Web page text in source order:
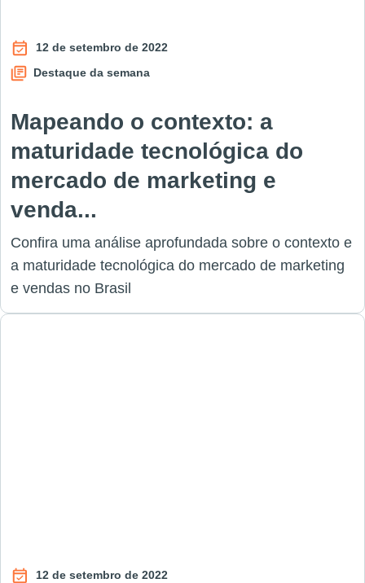
12 de setembro de 2022
Destaque da semana
Mapeando o contexto: a
maturidade tecnológica do
mercado de marketing e
venda...
Confira uma análise aprofundada sobre o contexto e
a maturidade tecnológica do mercado de marketing
e vendas no Brasil
12 de setembro de 2022